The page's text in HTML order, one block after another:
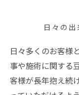
日々の
日々多くのお客様
事や施術に関する
客様が長年抱え続